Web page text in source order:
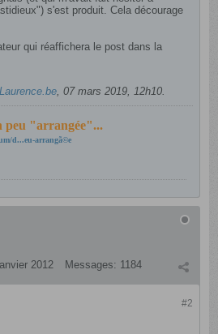
s'est produit. Cela décourage
qui réaffichera le post dans la
Laurence.be,07 mars 2019, 12h10.
peu "arrangée"...
d...eu-arrangã©e
2012 Messages: 1184
#2